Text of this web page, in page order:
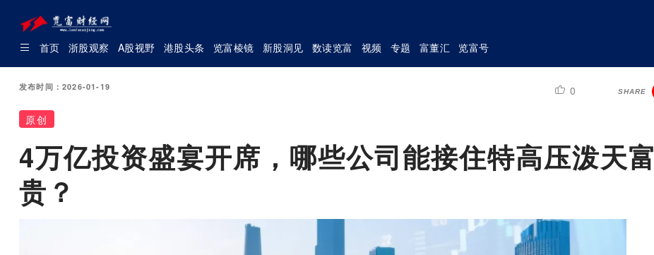
首页 浙股观察 A股视野 港股头条 览富棱镜 新股洞见 数读览富 视频 专题 富董汇 览富号
发布时间：2026-01-19 0 SHARE
原创
4万亿投资盛宴开席，哪些公司能接住特高压泼天富
贵？